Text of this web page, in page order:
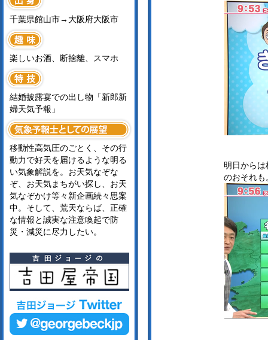
明日から
のおそれも
千葉県館山市→大阪府大阪市
楽しいお酒、断捨離、スマホ
結婚披露宴での出し物「新郎新
婦天気予報」
移動性高気圧のごとく、その行
動力で好天を届けるような明る
い気象解説を。お天気なぞな
ぞ、お天気まちがい探し、お天
気なぞかけ等々新企画続々思案
中。そして、荒天ならば、正確
な情報と誠実な注意喚起で防
災・減災に尽力したい。